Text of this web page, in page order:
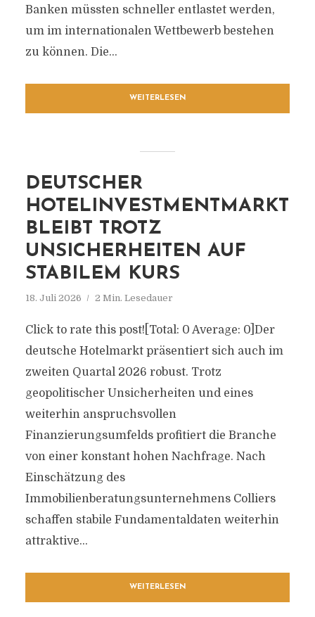
Banken müssten schneller entlastet werden,
um im internationalen Wettbewerb bestehen
zu können. Die...
WEITERLESEN
DEUTSCHER
HOTELINVESTMENTMARKT
BLEIBT TROTZ
UNSICHERHEITEN AUF
STABILEM KURS
18. Juli 2026 2 Min. Lesedauer
Click to rate this post![Total: 0 Average: 0]Der
deutsche Hotelmarkt präsentiert sich auch im
zweiten Quartal 2026 robust. Trotz
geopolitischer Unsicherheiten und eines
weiterhin anspruchsvollen
Finanzierungsumfelds profitiert die Branche
von einer konstant hohen Nachfrage. Nach
Einschätzung des
Immobilienberatungsunternehmens Colliers
schaffen stabile Fundamentaldaten weiterhin
attraktive...
WEITERLESEN